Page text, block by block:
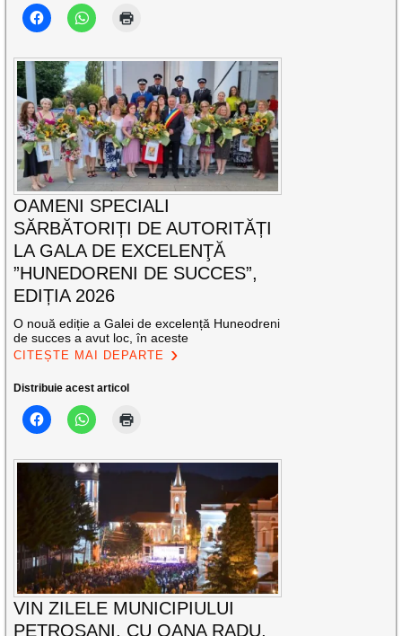
OAMENI SPECIALI
SĂRBĂTORIȚI DE AUTORITĂȚI
LA GALA DE EXCELENŢĂ
”HUNEDORENI DE SUCCES”,
EDIȚIA 2026
O nouă ediție a Galei de excelență Huneodreni
de succes a avut loc, în aceste
CITEȘTE MAI DEPARTE
Distribuie acest articol
VIN ZILELE MUNICIPIULUI
PETROȘANI, CU OANA RADU,